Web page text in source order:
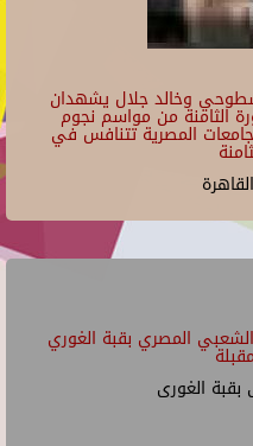
وخالد جلال يشهدان
الثامنة من مواسم نجوم
عرضًا من الجامعات المصرية تتنافس في
المصري بقبة الغوري
بقبة الغورى